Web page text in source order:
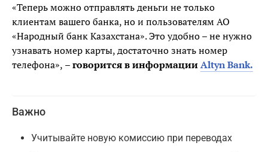
«Теперь можно отправлять деньги не только
клиентам вашего банка, но и пользователям АО
«Народный банк Казахстана». Это удобно – не нужно
узнавать номер карты, достаточно знать номер
телефона», – говорится в информацииAltyn Bank.
Важно
Учитывайте новую комиссию при переводах